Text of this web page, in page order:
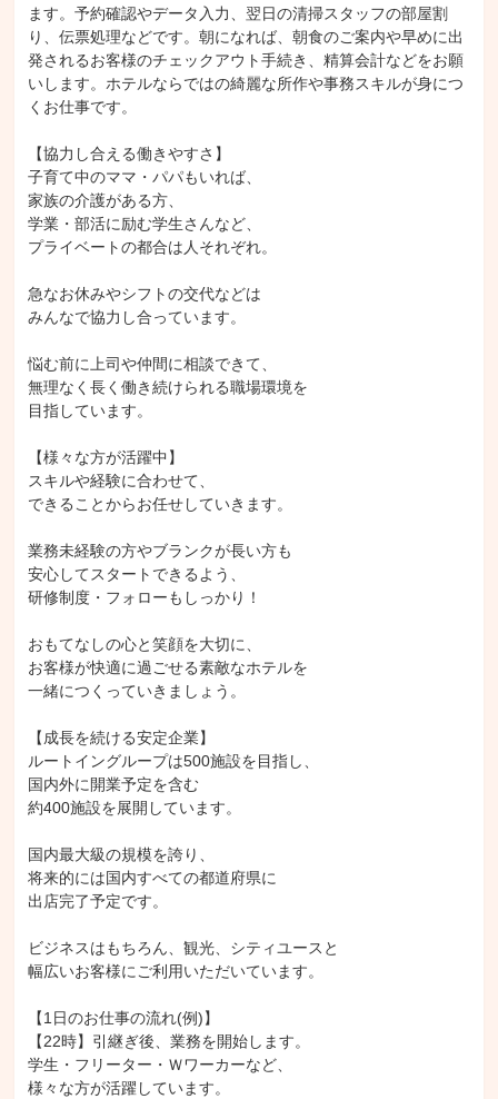
JTA公認翻訳専門職資格試験
翻訳技能認定 データ/文字入力
ます。予約確認やデータ入力、翌日の清掃スタッフの部屋割
り、伝票処理などです。朝になれば、朝食のご案内や早めに出
発されるお客様のチェックアウト手続き、精算会計などをお願
いします。ホテルならではの綺麗な所作や事務スキルが身につ
くお仕事です。
【協力し合える働きやすさ】
子育て中のママ・パパもいれば、
家族の介護がある方、
学業・部活に励む学生さんなど、
プライベートの都合は人それぞれ。
急なお休みやシフトの交代などは
みんなで協力し合っています。
悩む前に上司や仲間に相談できて、
無理なく長く働き続けられる職場環境を
目指しています。
【様々な方が活躍中】
スキルや経験に合わせて、
できることからお任せしていきます。
業務未経験の方やブランクが長い方も
安心してスタートできるよう、
研修制度・フォローもしっかり！
おもてなしの心と笑顔を大切に、
お客様が快適に過ごせる素敵なホテルを
一緒につくっていきましょう。
【成長を続ける安定企業】
ルートイングループは500施設を目指し、
国内外に開業予定を含む
約400施設を展開しています。
国内最大級の規模を誇り、
将来的には国内すべての都道府県に
出店完了予定です。
ビジネスはもちろん、観光、シティユースと
幅広いお客様にご利用いただいています。
【1日のお仕事の流れ(例)】
【22時】引継ぎ後、業務を開始します。
学生・フリーター・Ｗワーカーなど、
様々な方が活躍しています。